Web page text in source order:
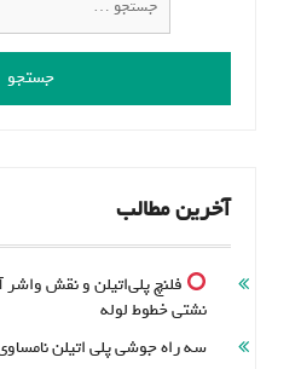
آخرین مطالب
فلنچ پلی‌اتیلن و نقش
نشتی خطوط لوله
سه راه جوشی پلی اتیلن